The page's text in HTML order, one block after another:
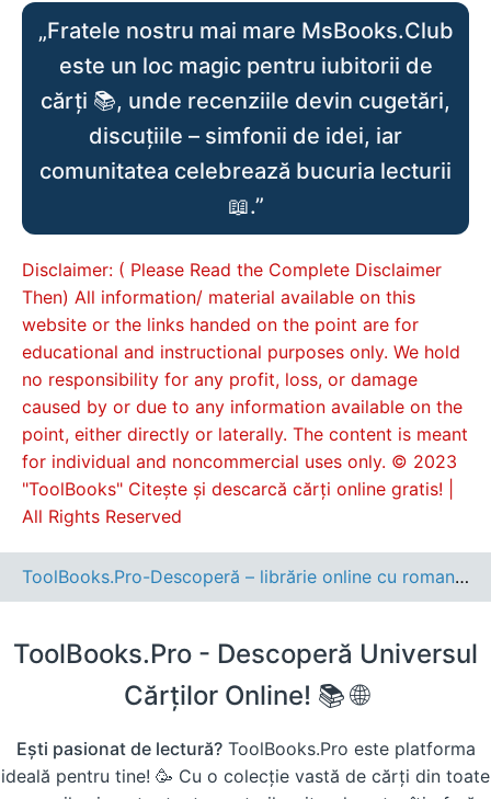
„Fratele nostru mai mare MsBooks.Club
este un loc magic pentru iubitorii de
cărți 📚, unde recenziile devin cugetări,
discuțiile – simfonii de idei, iar
comunitatea celebrează bucuria lecturii
📖.”
Disclaimer: ( Please Read the Complete Disclaimer
Then) All information/ material available on this
website or the links handed on the point are for
educational and instructional purposes only. We hold
no responsibility for any profit, loss, or damage
caused by or due to any information available on the
point, either directly or laterally. The content is meant
for individual and noncommercial uses only. © 2023
"ToolBooks" Citește și descarcă cărți online gratis! |
All Rights Reserved
ToolBooks.Pro-Descoperă – librărie online cu romane, cărți pentru copii, dezvoltare personală și cele mai noi apariții editoriale.
ToolBooks.Pro - Descoperă Universul
Cărților Online! 📚 🌐
Ești pasionat de lectură?ToolBooks.Pro este platforma
ideală pentru tine! 🥳 Cu o colecție vastă de cărți din toate